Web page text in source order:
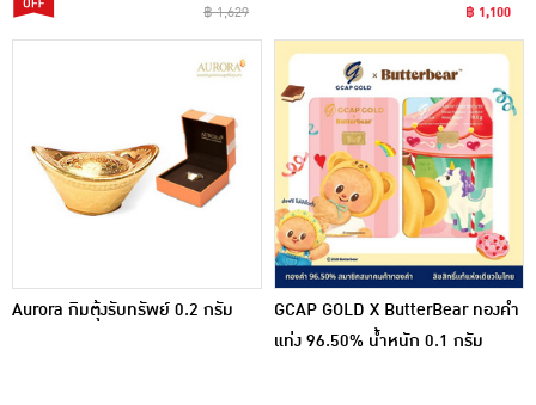
฿ 1,629
฿ 1,100
Aurora กิมตุ้งรับทรัพย์ 0.2 กรัม
GCAP GOLD X ButterBear ทองคำ
แท่ง 96.50% น้ำหนัก 0.1 กรัม